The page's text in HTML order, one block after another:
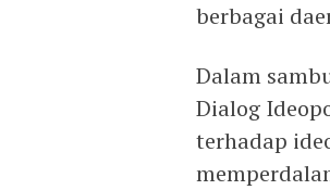
berbagai
Dalam
Dialog
terhadap